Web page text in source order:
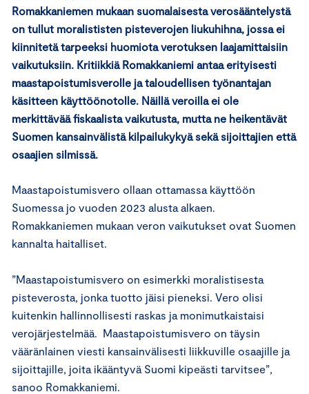
Romakkaniemen mukaan suomalaisesta verosääntelystä
on tullut moralististen pisteverojen liukuhihna, jossa ei
kiinnitetä tarpeeksi huomiota verotuksen laajamittaisiin
vaikutuksiin. Kritiikkiä Romakkaniemi antaa erityisesti
maastapoistumisverolle ja taloudellisen työnantajan
käsitteen käyttöönotolle. Näillä veroilla ei ole
merkittävää fiskaalista vaikutusta, mutta ne heikentävät
Suomen kansainvälistä kilpailukykyä sekä sijoittajien että
osaajien silmissä.
Maastapoistumisvero ollaan ottamassa käyttöön
Suomessa jo vuoden 2023 alusta alkaen.
Romakkaniemen mukaan veron vaikutukset ovat Suomen
kannalta haitalliset.
”Maastapoistumisvero on esimerkki moralistisesta
pisteverosta, jonka tuotto jäisi pieneksi. Vero olisi
kuitenkin hallinnollisesti raskas ja monimutkaistaisi
verojärjestelmää. Maastapoistumisvero on täysin
vääränlainen viesti kansainvälisesti liikkuville osaajille ja
sijoittajille, joita ikääntyvä Suomi kipeästi tarvitsee”,
sanoo Romakkaniemi.